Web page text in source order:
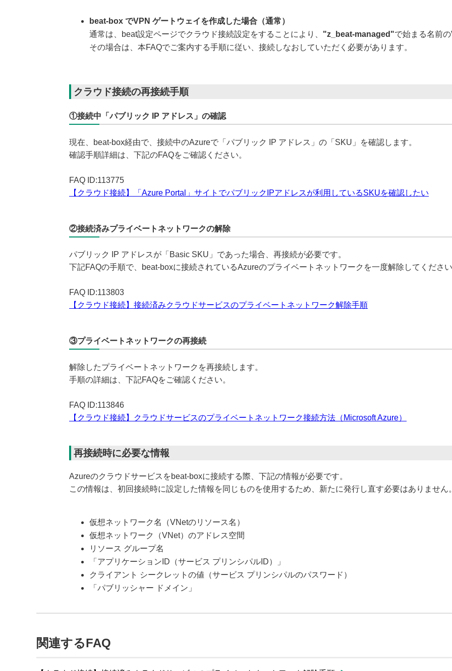
beat-box でVPN ゲートウェイを作成した場合（通常）
通常は、beat設定ページでクラウド接続設定をすることにより、 "z_beat-managed"で始まる名前
その場合は、本FAQでご案内する手順に従い、接続しなおしていただく必要があります。
クラウド接続の再接続手順
①接続中「パブリック IP アドレス」の確認
現在、beat-box経由で、接続中のAzureで「パブリック IP アドレス」の「SKU」を確認します。
確認手順詳細は、下記のFAQをご確認ください。
FAQ ID:113775
【クラウド接続】「Azure Portal」サイトでパブリックIPアドレスが利用しているSKUを確認したい
②接続済みプライベートネットワークの解除
パブリック IP アドレスが「Basic SKU」であった場合、再接続が必要です。
下記FAQの手順で、beat-boxに接続されているAzureのプライベートネットワークを一度解除してください
FAQ ID:113803
【クラウド接続】接続済みクラウドサービスのプライベートネットワーク解除手順
③プライベートネットワークの再接続
解除したプライベートネットワークを再接続します。
手順の詳細は、下記FAQをご確認ください。
FAQ ID:113846
【クラウド接続】クラウドサービスのプライベートネットワーク接続方法（Microsoft Azure）
再接続時に必要な情報
Azureのクラウドサービスをbeat-boxに接続する際、下記の情報が必要です。
この情報は、初回接続時に設定した情報を同じものを使用するため、新たに発行し直す必要はありません。
仮想ネットワーク名（VNetのリソース名）
仮想ネットワーク（VNet）のアドレス空間
リソース グループ名
「アプリケーションID（サービス プリンシパルID）」
クライアント シークレットの値（サービス プリンシパルのパスワード）
「パブリッシャー ドメイン」
関連するFAQ